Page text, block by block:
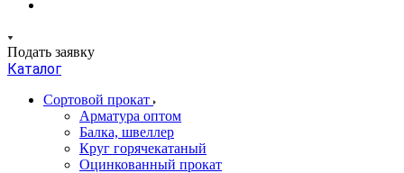
Подать заявку
Каталог
Сортовой прокат
Арматура оптом
Балка, швеллер
Круг горячекатаный
Оцинкованный прокат